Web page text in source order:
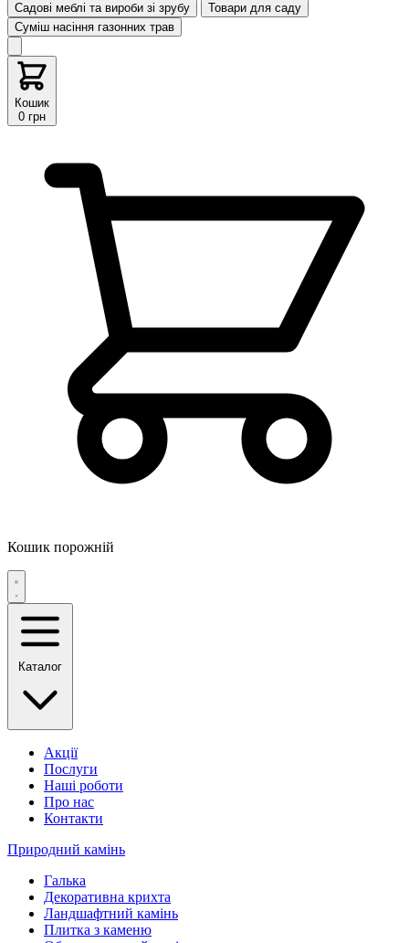
Садові меблі та вироби зі зрубу
Товари для саду
Суміш насіння газонних трав
Кошик
0 грн
Кошик порожній
Каталог
Акції
Послуги
Наші роботи
Про нас
Контакти
Природний камінь
Галька
Декоративна крихта
Ландшафтний камінь
Плитка з каменю